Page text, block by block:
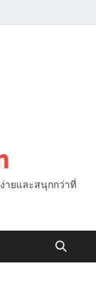
ายและสนุกกว่าที่